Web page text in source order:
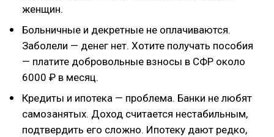
женщин.
Больничные и декретные не оплачиваются.
Заболели — денег нет. Хотите получать пособия
— платите добровольные взносы в СФР около
6000 ₽ в месяц.
Кредиты и ипотека — проблема. Банки не любят
самозанятых. Доход считается нестабильным,
подтвердить его сложно. Ипотеку дают редко,